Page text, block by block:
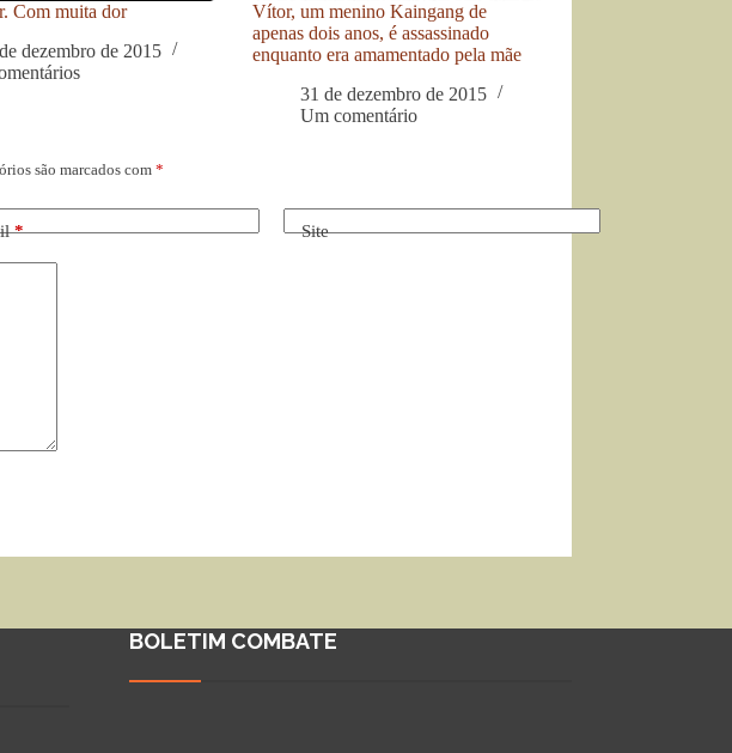
Com muita dor
dezembro de 2015
Vítor, um menino Kaingang de
apenas dois anos, é assassinado
enquanto era amamentado pela mãe
31 de dezembro de 2015
Um comentário
são marcados com*
* Site
BOLETIM COMBATE